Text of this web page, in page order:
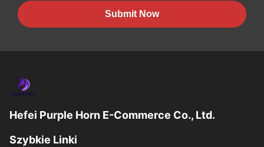
Submit Now
Hefei Purple Horn E-Commerce Co., Ltd.
Szybkie Linki